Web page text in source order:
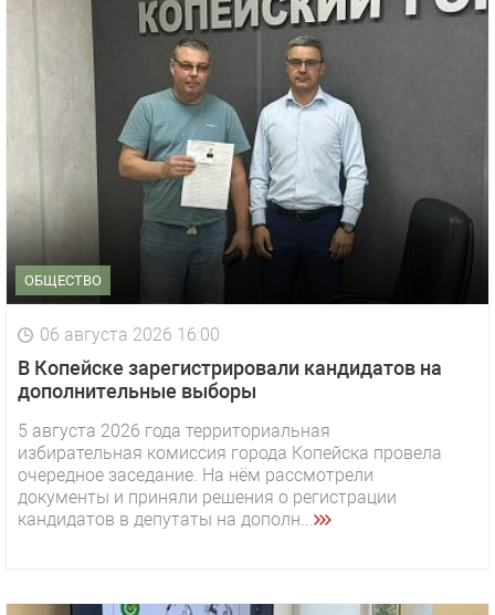
ОБЩЕСТВО
06 августа 2026 16:00
В Копейске зарегистрировали кандидатов на
дополнительные выборы
5 августа 2026 года территориальная
избирательная комиссия города Копейска провела
очередное заседание. На нём рассмотрели
документы и приняли решения о регистрации
кандидатов в депутаты на дополн...